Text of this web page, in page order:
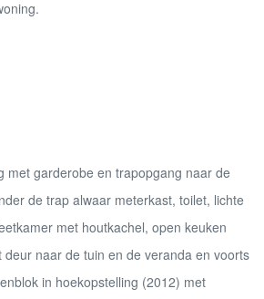
met garderobe en trapopgang naar de
de trap alwaar meterkast, toilet, lichte
met houtkachel, open keuken
naar de tuin en de veranda en voorts
in hoekopstelling (2012) met